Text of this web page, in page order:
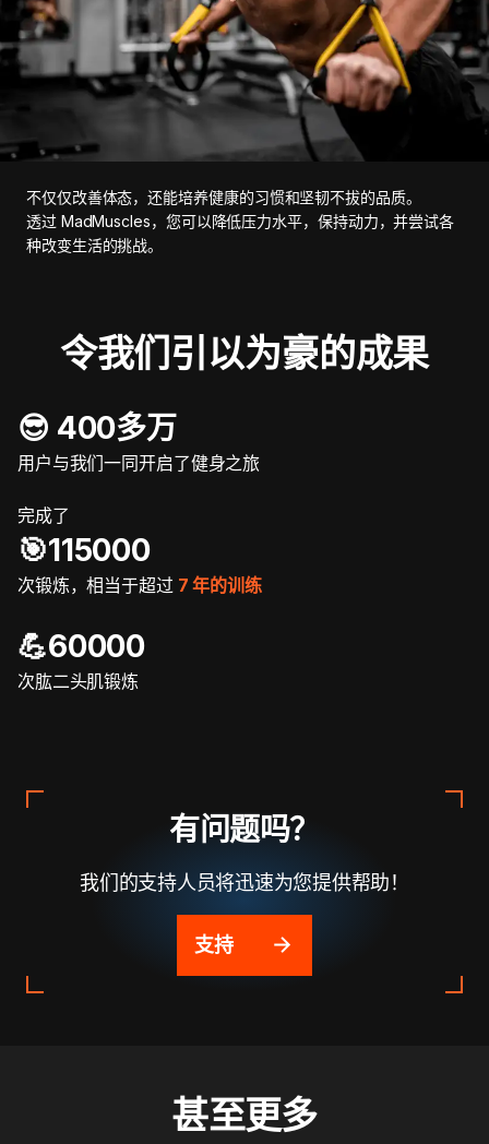
不仅仅改善体态，还能培养健康的习惯和坚韧不拔的品质。
透过 MadMuscles，您可以降低压力水平，保持动力，并尝试各
种改变生活的挑战。
令我们引以为豪的成果
😎 400多万
用户与我们一同开启了健身之旅
完成了
🎯️115000
次锻炼，相当于超过 7 年的训练
💪60000
次肱二头肌锻炼
有问题吗？
我们的支持人员将迅速为您提供帮助！
支持
甚至更多